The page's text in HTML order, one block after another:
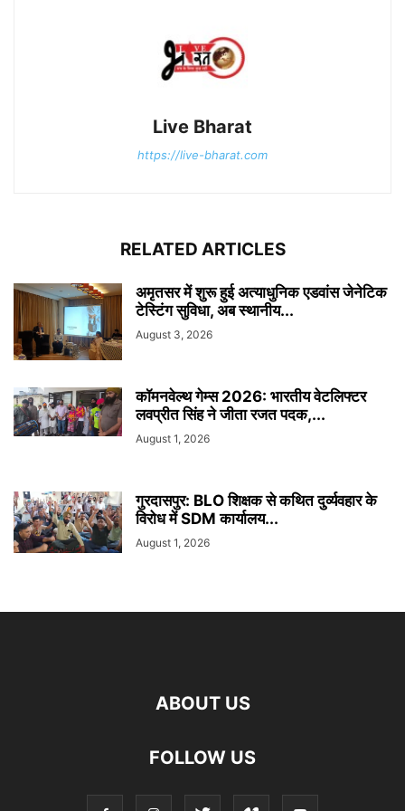
Live Bharat
https://live-bharat.com
RELATED ARTICLES
अमृतसर में शुरू हुई अत्याधुनिक एडवांस जेनेटिक
टेस्टिंग सुविधा, अब स्थानीय...
August 3, 2026
कॉमनवेल्थ गेम्स 2026: भारतीय वेटलिफ्टर
लवप्रीत सिंह ने जीता रजत पदक,...
August 1, 2026
गुरदासपुर: BLO शिक्षक से कथित दुर्व्यवहार के
विरोध में SDM कार्यालय...
August 1, 2026
ABOUT US
FOLLOW US